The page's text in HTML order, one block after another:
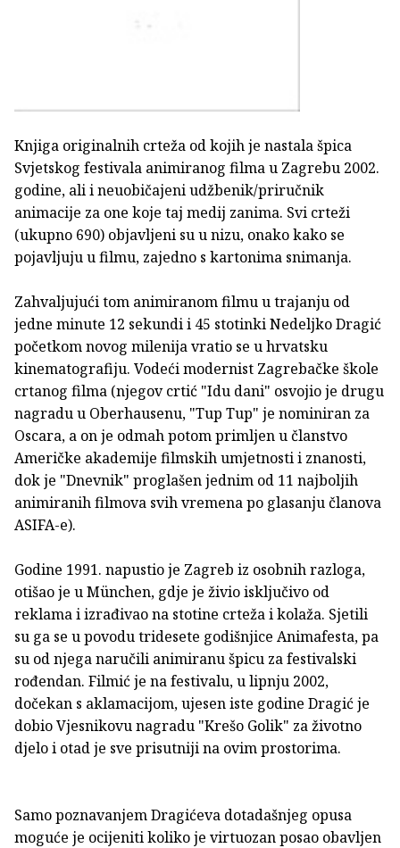
Knjiga originalnih crteža od kojih je nastala špica
Svjetskog festivala animiranog filma u Zagrebu 2002.
godine, ali i neuobičajeni udžbenik/priručnik
animacije za one koje taj medij zanima. Svi crteži
(ukupno 690) objavljeni su u nizu, onako kako se
pojavljuju u filmu, zajedno s kartonima snimanja.
Zahvaljujući tom animiranom filmu u trajanju od
jedne minute 12 sekundi i 45 stotinki Nedeljko Dragić
početkom novog milenija vratio se u hrvatsku
kinematografiju. Vodeći modernist Zagrebačke škole
crtanog filma (njegov crtić "Idu dani" osvojio je drugu
nagradu u Oberhausenu, "Tup Tup" je nominiran za
Oscara, a on je odmah potom primljen u članstvo
Američke akademije filmskih umjetnosti i znanosti,
dok je "Dnevnik" proglašen jednim od 11 najboljih
animiranih filmova svih vremena po glasanju članova
ASIFA-e).
Godine 1991. napustio je Zagreb iz osobnih razloga,
otišao je u München, gdje je živio isključivo od
reklama i izrađivao na stotine crteža i kolaža. Sjetili
su ga se u povodu tridesete godišnjice Animafesta, pa
su od njega naručili animiranu špicu za festivalski
rođendan. Filmić je na festivalu, u lipnju 2002,
dočekan s aklamacijom, ujesen iste godine Dragić je
dobio Vjesnikovu nagradu "Krešo Golik" za životno
djelo i otad je sve prisutniji na ovim prostorima.
Samo poznavanjem Dragićeva dotadašnjeg opusa
moguće je ocijeniti koliko je virtuozan posao obavljen